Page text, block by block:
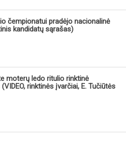
čempionatui pradėjo nacionalinė
kandidatų sąrašas)
moterų ledo ritulio rinktinė
rinktinės įvarčiai, E. Tučiūtės